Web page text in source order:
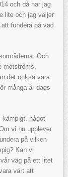
och då har jag
lite och jag väljer
fundera på vad
Och
motströms,
det också vara
många är dags
kämpigt, något
vi nu upplever
på vilken
Kan vi
väg på ett litet
värt att